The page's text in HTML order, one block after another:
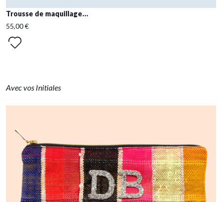
Trousse de maquillage...
55,00 €
Avec vos Initiales